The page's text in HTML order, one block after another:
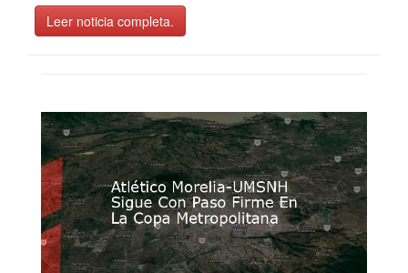
Leer noticia completa.